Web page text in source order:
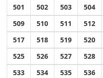
501
502 503 504
509
510 511 512
517
518 519 520
525
526 527 528
533
534 535 536